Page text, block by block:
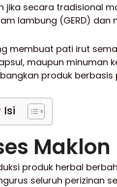
jika secara tradisional
lambung (GERD)
membuat pati irut
maupun minuman
produk
produk herbal
seluruh perizinan